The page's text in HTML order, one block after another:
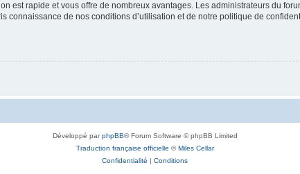
est rapide et vous offre de nombreux avantages. Les administrateurs du
connaissance de nos conditions d’utilisation et de notre politique de
Développé parphpBB® Forum Software © phpBB Limited
Traduction française officielle ©Miles Cellar
Confidentialité | Conditions